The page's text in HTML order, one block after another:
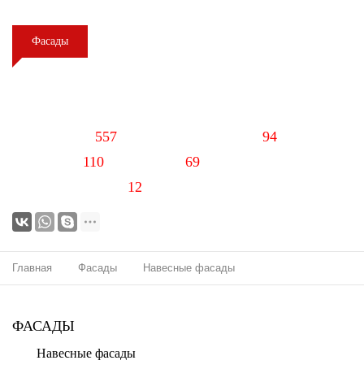
Фасады
557
94
110
69
12
Главная Фасады Навесные фасады
ФАСАДЫ
Навесные фасады
Подконструкции